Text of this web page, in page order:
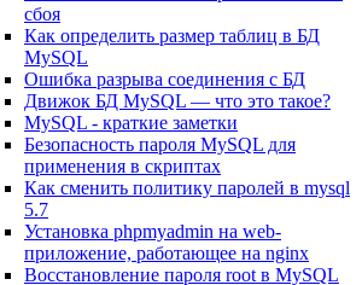
сбоя
Как определить размер таблиц в БД
MySQL
Ошибка разрыва соединения с БД
Движок БД MySQL — что это такое?
MySQL - краткие заметки
Безопасность пароля MySQL для
применения в скриптах
Как сменить политику паролей в mysql
5.7
Установка phpmyadmin на web-
приложение, работающее на nginx
Восстановление пароля root в MySQL